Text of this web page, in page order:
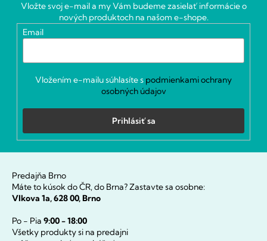
Vložte svoj e-mail a my Vám budeme zasielať informácie o
nových produktoch na našom e-shope.
Email
Vložením e-mailu súhlasíte s podmienkami ochrany
osobných údajov
Prihlásiť sa
Predajňa Brno
Máte to kúsok do ČR, do Brna? Zastavte sa osobne:
Vlkova 1a, 628 00, Brno
Po - Pia 9:00 - 18:00
Všetky produkty si na predajni